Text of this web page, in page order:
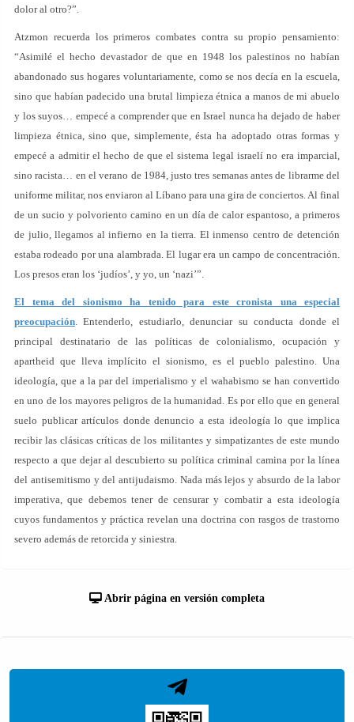
dolor al otro?”.
Atzmon recuerda los primeros combates contra su propio pensamiento:
“Asimilé el hecho devastador de que en 1948 los palestinos no habían
abandonado sus hogares voluntariamente, como se nos decía en la escuela,
sino que habían padecido una brutal limpieza étnica a manos de mi abuelo
y los suyos… empecé a comprender que en Israel nunca ha dejado de haber
limpieza étnica, sino que, simplemente, ésta ha adoptado otras formas y
empecé a admitir el hecho de que el sistema legal israelí no era imparcial,
sino racista… en el verano de 1984, justo tres semanas antes de librarme del
uniforme militar, nos enviaron al Líbano para una gira de conciertos. Al final
de un sucio y polvoriento camino en un día de calor espantoso, a primeros
de julio, llegamos al infierno en la tierra. El inmenso centro de detención
estaba rodeado por una alambrada. El lugar era un campo de concentración.
Los presos eran los ‘judíos’, y yo, un ‘nazi’”.
El tema del sionismo ha tenido para este cronista una especial
preocupación. Entenderlo, estudiarlo, denunciar su conducta donde el
principal destinatario de las políticas de colonialismo, ocupación y
apartheid que lleva implícito el sionismo, es el pueblo palestino. Una
ideología, que a la par del imperialismo y el wahabismo se han convertido
en uno de los mayores peligros de la humanidad. Es por ello que en general
suelo publicar artículos donde denuncio a esta ideología lo que implica
recibir las clásicas críticas de los militantes y simpatizantes de este mundo
respecto a que dejar al descubierto su política criminal camina por la línea
del antisemitismo y del antijudaismo. Nada más lejos y absurdo de la labor
imperativa, que debemos tener de censurar y combatir a esta ideología
cuyos fundamentos y práctica revelan una doctrina con rasgos de trastorno
severo además de retorcida y siniestra.
Abrir página en versión completa